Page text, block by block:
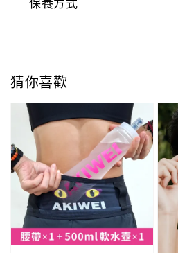
猜你喜歡